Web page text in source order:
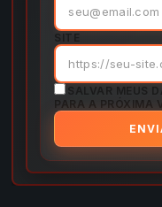
SITE
SALVAR MEUS
PARA A PRÓXIMA